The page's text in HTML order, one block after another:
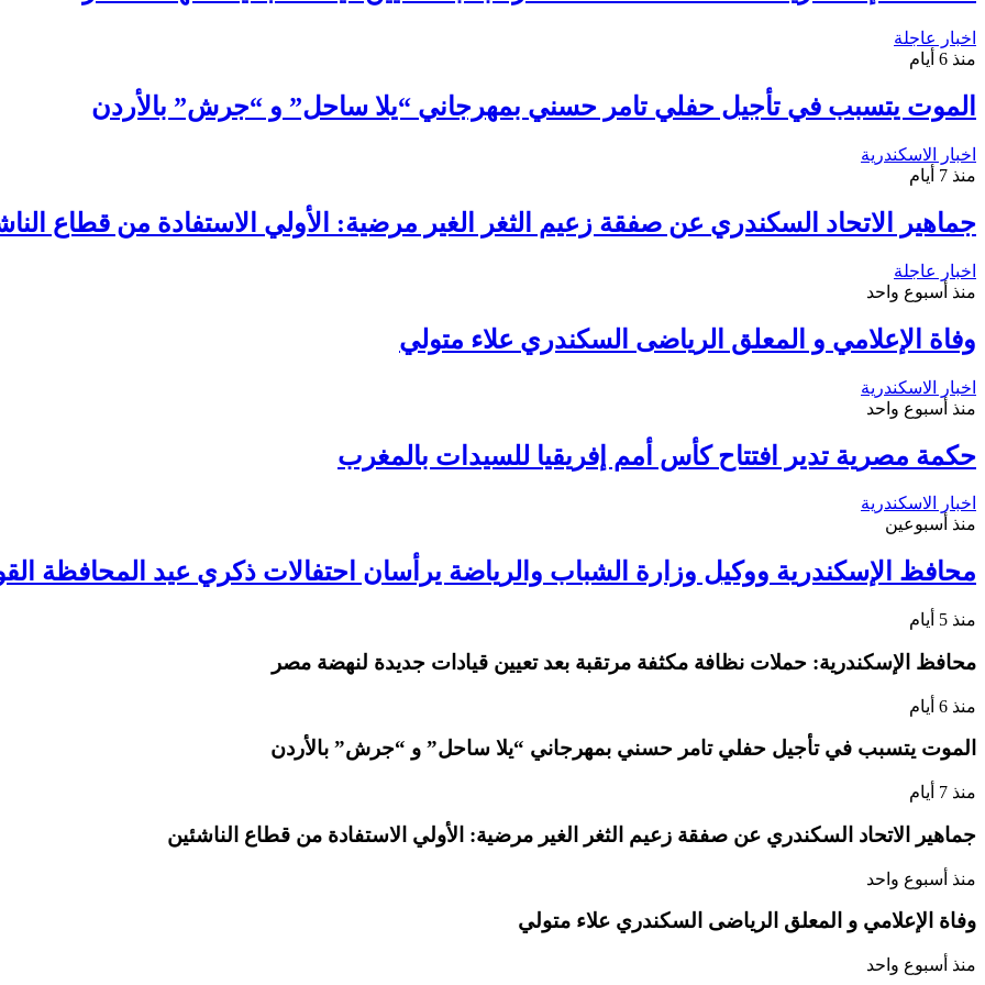
اخبار عاجلة
منذ 6 أيام
الموت يتسبب في تأجيل حفلي تامر حسني بمهرجاني “يلا ساحل” و “جرش” بالأردن
اخبار الاسكندرية
منذ 7 أيام
جماهير الاتحاد السكندري عن صفقة زعيم الثغر الغير مرضية: الأولي الاستفادة من قطاع
اخبار عاجلة
منذ أسبوع واحد
وفاة الإعلامي و المعلق الرياضى السكندري علاء متولي
اخبار الاسكندرية
منذ أسبوع واحد
حكمة مصرية تدير افتتاح كأس أمم إفريقيا للسيدات بالمغرب
اخبار الاسكندرية
منذ أسبوعين
محافظ الإسكندرية ووكيل وزارة الشباب والرياضة يرأسان احتفالات ذكري عيد المحافظة
منذ 5 أيام
محافظ الإسكندرية: حملات نظافة مكثفة مرتقبة بعد تعيين قيادات جديدة لنهضة مصر
منذ 6 أيام
الموت يتسبب في تأجيل حفلي تامر حسني بمهرجاني “يلا ساحل” و “جرش” بالأردن
منذ 7 أيام
جماهير الاتحاد السكندري عن صفقة زعيم الثغر الغير مرضية: الأولي الاستفادة من قطاع الناشئين
منذ أسبوع واحد
وفاة الإعلامي و المعلق الرياضى السكندري علاء متولي
منذ أسبوع واحد